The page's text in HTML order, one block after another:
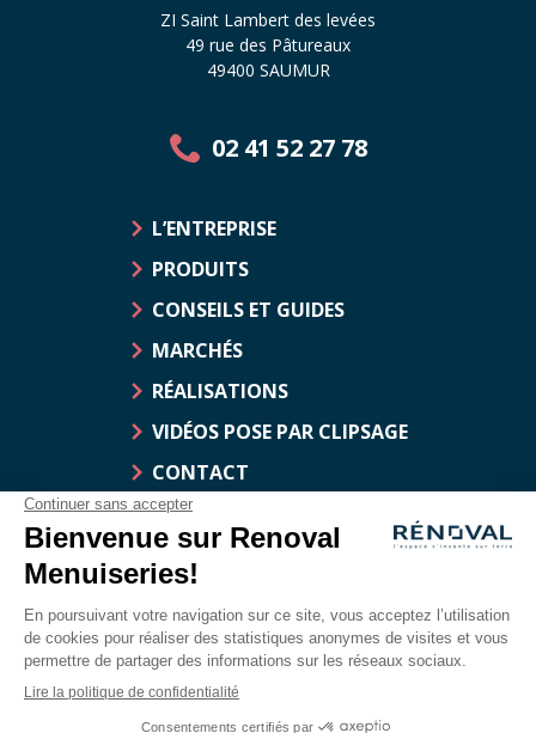
ZI Saint Lambert des levées
49 rue des Pâtureaux
49400 SAUMUR
02 41 52 27 78
L’ENTREPRISE
PRODUITS
CONSEILS ET GUIDES
MARCHÉS
RÉALISATIONS
VIDÉOS POSE PAR CLIPSAGE
CONTACT
Mentions légales
Traitement des données personnelles
Déclaration d’accessibilité